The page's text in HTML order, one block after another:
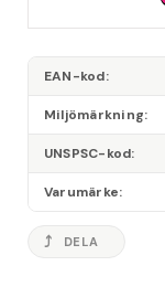
EAN-kod
Miljömärkning
UNSPSC-kod
Varumärke
DELA